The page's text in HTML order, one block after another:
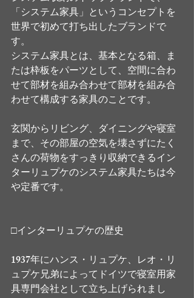
「システム家具」というコンセプトを
世界で初めて打ち出したブランドで
す。
システム家具とは、基本となる箱、ま
たは枠板をパーツとして、空間に合わ
せて部材を組み合わせて部材を組み合
わせて構成する家具のことです。
玄関からリビング、ダイニングや寝室
まで、その部屋の空気を壊さずにたく
さんの荷物をすっきり収納できるイン
ターリュプケのシステム家具たちは今
や定番です。
□インターリュプケの歴史
1937年にハンス・リュプケ、レオ・リ
ュプケ兄弟によってドイツで寝室用家
具専門会社として立ち上げられまし